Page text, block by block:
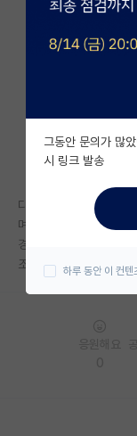
전체글보기
베스트 게시판
자유 게시판(아
미국 유학 게시
미국 대학원 합
대학원생 모집 게
연구실(PI) 홍보
디지털인문사회과학부
며칠 후면 서류 발표인데
경쟁률도 모르고.. 제 서
조금이라도 정보 있는
그동안 문의가 많
시 링크 발송
하루 동안 이 컨텐